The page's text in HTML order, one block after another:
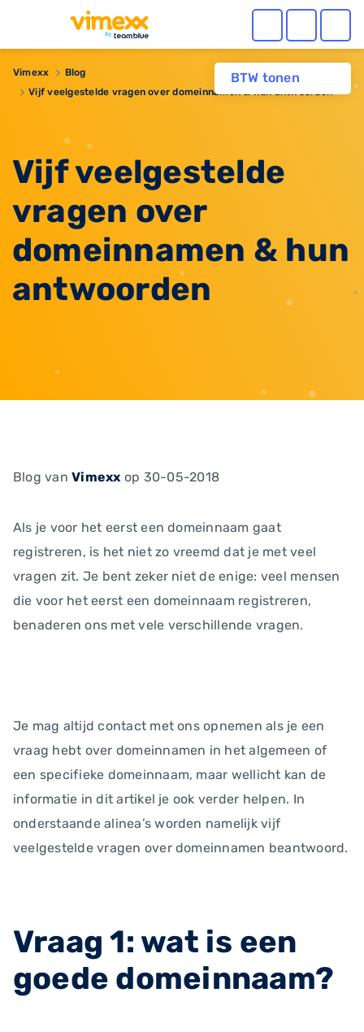
BTW tonen
Vimexx
Blog
Vijf veelgestelde vragen over domeinnamen & hun antwoorden
Vijf veelgestelde
vragen over
domeinnamen & hun
antwoorden
Blog vanVimexx op 30-05-2018
Als je voor het eerst een domeinnaam gaat
registreren, is het niet zo vreemd dat je met veel
vragen zit. Je bent zeker niet de enige: veel mensen
die voor het eerst een domeinnaam registreren,
benaderen ons met vele verschillende vragen.
Je mag altijd contact met ons opnemen als je een
vraag hebt over domeinnamen in het algemeen of
een specifieke domeinnaam, maar wellicht kan de
informatie in dit artikel je ook verder helpen. In
onderstaande alinea’s worden namelijk vijf
veelgestelde vragen over domeinnamen beantwoord.
Vraag 1: wat is een
goede domeinnaam?